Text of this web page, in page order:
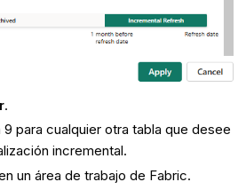
.
para cualquier otra tabla que desee
incremental.
un área de trabajo de Fabric.